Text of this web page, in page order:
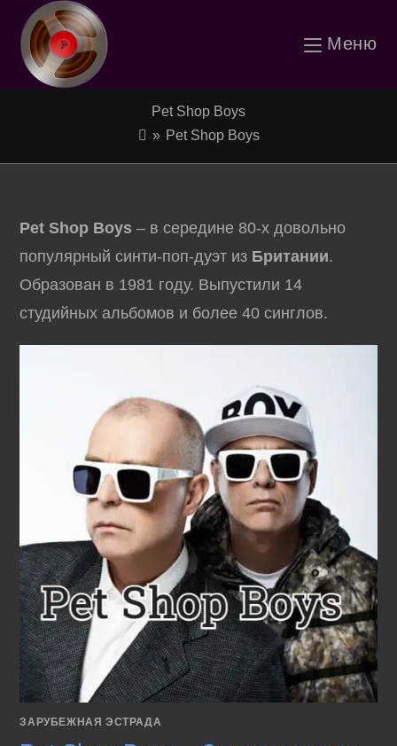
Перейти
содержимому
Меню
Pet Shop Boys
» Pet Shop Boys
Pet Shop Boys – в середине 80-х довольно
популярный синти-поп-дуэт из Британии.
Образован в 1981 году. Выпустили 14
студийных альбомов и более 40 синглов.
ЗАРУБЕЖНАЯ ЭСТРАДА